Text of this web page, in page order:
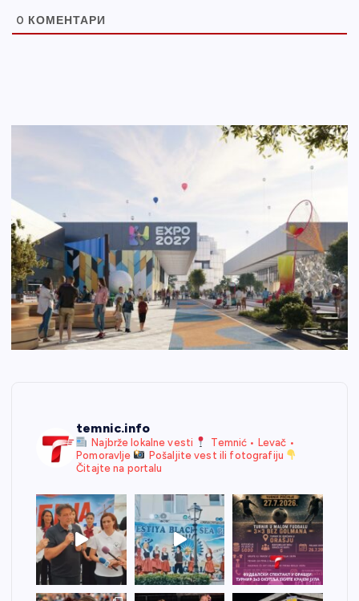
0 КОМЕНТАРИ
temnic.info
Najbrže lokalne vesti
Temnić • Levač •
Pomoravlje
Pošaljite vest ili fotografiju
Čitajte na portalu